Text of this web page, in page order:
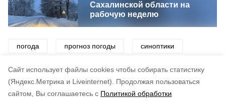
Cайт использует файлы cookies чтобы собирать статистику
(Яндекс.Метрика и Liveinternet).
Продолжая пользоваться
сайтом, Вы соглашаетесь с Политикой обработки
Сахалинской области на
рабочую неделю
погода прогноз погоды синоптики
ветер циклон снег мороз